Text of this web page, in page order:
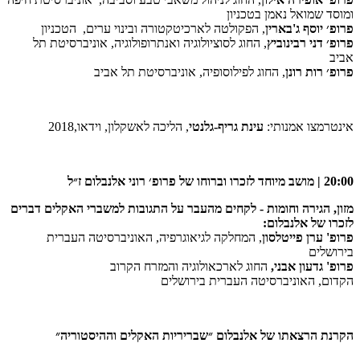
ומוסד שמואל נאמן בטכניון
פרופ׳ יוסף ג'בארין, הפקולטה לארכיטקטורה ובינוי ערים, הטכניון
פרופ׳ דני רבינוביץ, החוג לסוציולוגיה ואנתרופולוגיה, אוניברסיטת תל
אביב
פרופ׳ רות רונן, החוג לפילוסופיה, אוניברסיטת תל אביב
אינטרמצו אמנותי: עינת גריף-גלנטי, הליכה לאשקלון, וידאו,2018
20:00 | מושב מיוחד לזכרו וברוחו של פרופ׳ רוני אלנבלום ז״ל
מזון, הגירה וחומות - לקחים מהעבר על התגובות למשברי האקלים דברים
לזכרו של אלנבלום:
פרופ' ערן פייטלסון, המחלקה לגיאוגרפיה, האוניברסיטה העברית
בירושלים
פרופ' גדעון אבני, החוג לארכאולוגיה והמזרח הקרוב
הקדום, האוניברסיטה העברית בירושלים
הקרנת הרצאתו של אלנבלום ״שבריריות האקלים וההיסטוריה״